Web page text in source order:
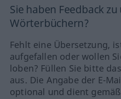
Sie haben Feedback
Wörterbüchern?
Fehlt eine Übersetzung,
aufgefallen oder wollen
loben? Füllen Sie bitte
aus. Die Angabe der E-
optional und dient